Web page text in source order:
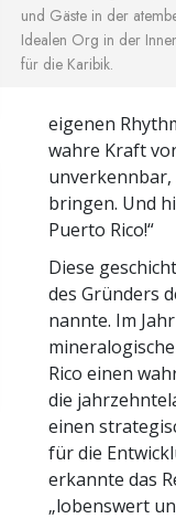
und Gäste in der
Idealen Org in der
für die Karibik.
eigenen
wahre Kraft
unverkennbar,
bringen. Und
Puerto Rico!“
Diese
des Gründers
nannte. Im
Rico einen
die
einen
für die
erkannte das
„lobenswert